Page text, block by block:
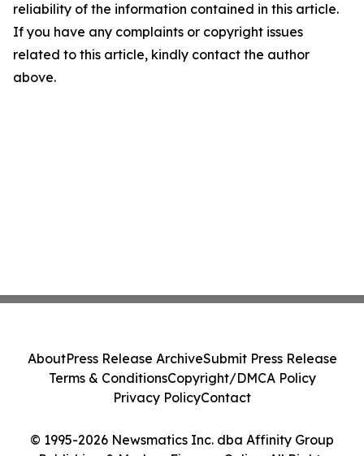
reliability of the information contained in this article.
If you have any complaints or copyright issues
related to this article, kindly contact the author
above.
© 1995-2026 Newsmatics Inc. dba Affinity Group
AboutPress Release ArchiveSubmit Press Release
Terms & ConditionsCopyright/DMCA Policy
Privacy PolicyContact